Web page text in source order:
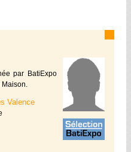
par BatiExpo
Maison.
Valence